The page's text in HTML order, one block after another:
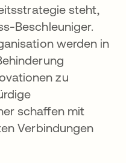
steht,
Beschleuniger.
werden in
zu
schaffen mit
Verbindungen